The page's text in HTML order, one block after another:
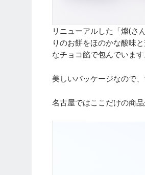
リニューアルした「燦(さ
りのお餅をほのかな酸味
なチョコ餡で包んでいます
美しいパッケージなので
名古屋ではここだけの商